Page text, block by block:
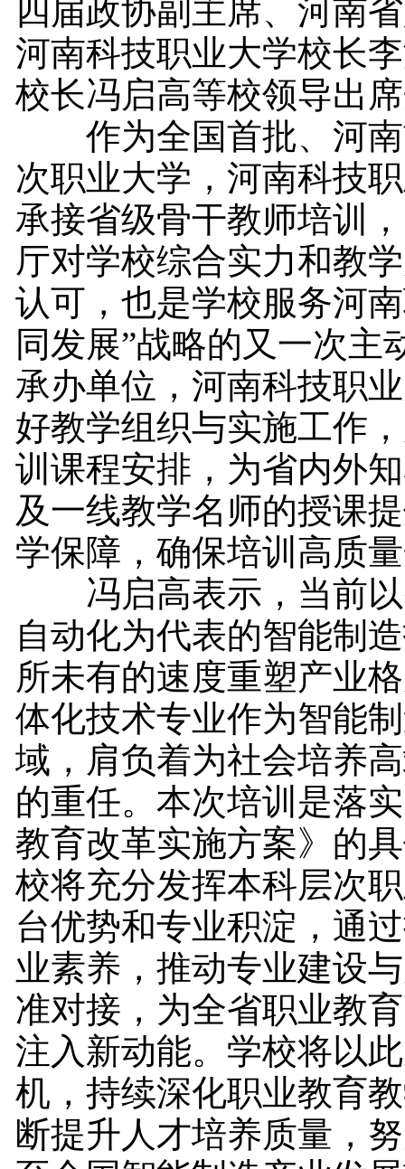
四届政协副主席、河南
河南科技职业大学校长
校长冯启高等校领导出
作为全国首批、河南
次职业大学，河南科技
承接省级骨干教师培训
厅对学校综合实力和教
认可，也是学校服务河
同发展”战略的又一次主
承办单位，河南科技职
好教学组织与实施工作
训课程安排，为省内外
及一线教学名师的授课
学保障，确保培训高质
冯启高表示，当前以
自动化为代表的智能制
所未有的速度重塑产业
体化技术专业作为智能
域，肩负着为社会培养
的重任。本次培训是落
教育改革实施方案》的
校将充分发挥本科层次
台优势和专业积淀，通
业素养，推动专业建设
准对接，为全省职业教
注入新动能。学校将以
机，持续深化职业教育
断提升人才培养质量，